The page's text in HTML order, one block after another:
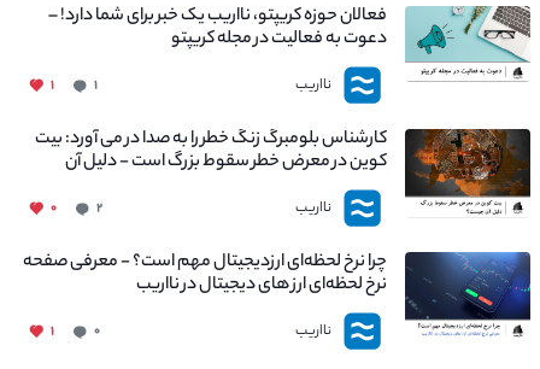
فعالان حوزه کریپتو، نااریب یک خبر برای شما دارد! –
دعوت به فعالیت در مجله کریپتو
نااریب ۱ ۱
کارشناس بلومبرگ زنگ خطر را به صدا در می آورد: بیت
کوین در معرض خطر سقوط بزرگ است - دلیل آن
چیست؟
نااریب ۲ ۰
چرا نرخ لحظه‌ای ارزدیجیتال مهم است؟ - معرفی صفحه
نرخ لحظه‌ای ارز های دیجیتال در نااریب
نااریب ۰ ۱